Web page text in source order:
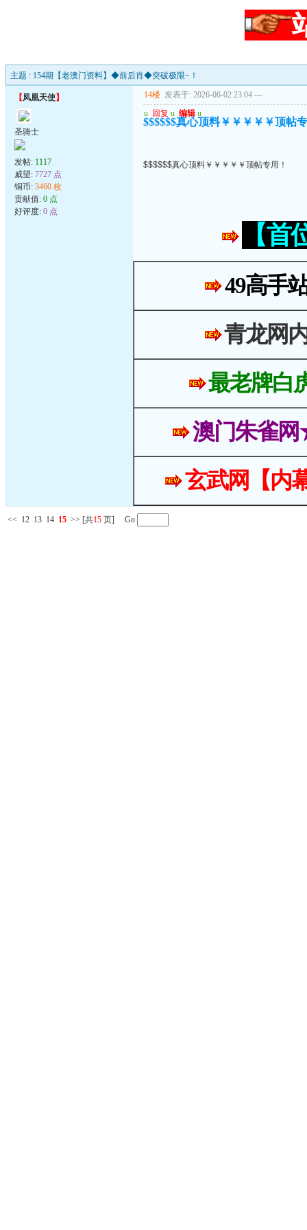
主题 : 154期【老澳门资料】◆前后肖◆突破极限~！
【凤凰天使】
圣骑士
发帖: 1117
威望: 7727 点
铜币: 3460 枚
贡献值: 0 点
好评度: 0 点
14楼 发表于: 2026-06-02 23:04 ---
u 回复 u 编辑 u
$$$$$$真心顶料￥￥￥￥￥顶帖
$$$$$$真心顶料￥￥￥￥￥顶帖专用！
【
49高手
青龙网
最老牌白
澳门朱雀
玄武网【内
<< 12 13 14 15 >> [共15 页] Go